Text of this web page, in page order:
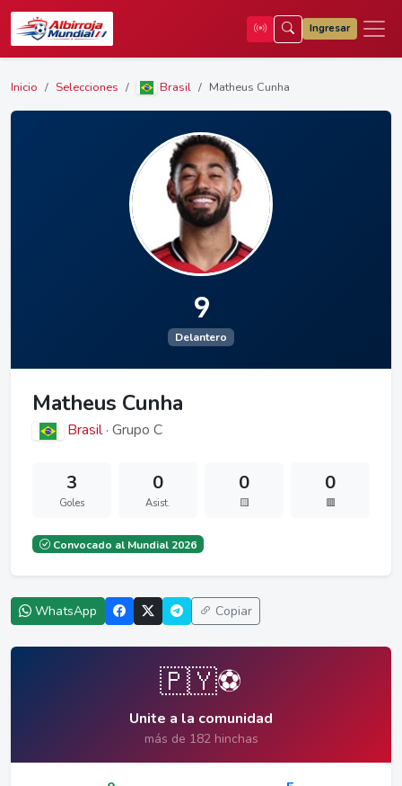
Ingresar
Inicio Selecciones Brasil Matheus Cunha
9
Delantero
Matheus Cunha
Brasil· Grupo C
3
Goles
0
Asist.
0
🟨
0
🟥
Convocado al Mundial 2026
WhatsApp Copiar
🇵🇾⚽
Unite a la comunidad
más de 182 hinchas